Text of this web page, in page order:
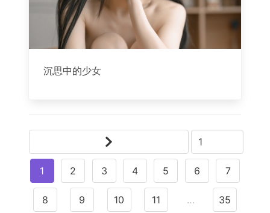
沉思中的少女
1 2 3 4 5 6 7
8 9 10 11 … 35